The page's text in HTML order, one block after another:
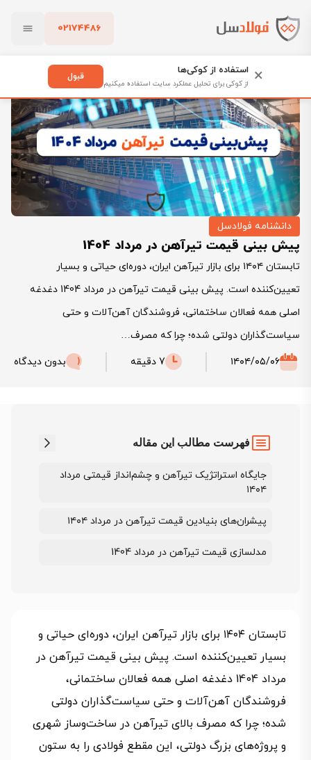
02174486
پاک کردن
فولادسل
پیش‌ بینی قیمت تیرآهن در مرداد 1404
دانشنامه فولادسل
پیش‌ بینی قیمت تیرآهن در مرداد 1404
تابستان ۱۴۰۴ برای بازار تیرآهن ایران، دوره‌ای حیاتی و بسیار
تعیین‌کننده است. پیش بینی قیمت تیرآهن در مرداد 1404 دغدغه‌
اصلی همه فعالان ساختمانی، فروشندگان آهن‌آلات و حتی
سیاست‌گذاران دولتی شده؛ چرا که مصرف…
۱۴۰۴/۰۵/۰۶
7 دقیقه بدون دیدگاه
فهرست مطالب این مقاله
جایگاه استراتژیک تیرآهن و چشم‌انداز قیمتی مرداد
۱۴۰۴
پیشران‌های بنیادین قیمت تیرآهن در مرداد ۱۴۰۴
مدلسازی قیمت تیرآهن در مرداد 1404
تابستان ۱۴۰۴ برای بازار تیرآهن ایران، دوره‌ای حیاتی و
بسیار تعیین‌کننده است. پیش بینی قیمت تیرآهن در
مرداد 1404 دغدغه‌ اصلی همه فعالان ساختمانی،
فروشندگان آهن‌آلات و حتی سیاست‌گذاران دولتی
شده؛ چرا که مصرف بالای تیرآهن در ساخت‌وساز شهری
و پروژه‌های بزرگ دولتی، این مقطع فولادی را به ستون
× استفاده از کوکی‌ها
از کوکی برای تحلیل عملکرد سایت استفاده میکنیم
قبول